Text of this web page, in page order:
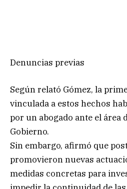
Denuncias previas
Según relató Gómez, la
vinculada a estos hechos
por un abogado ante el área
Gobierno.
Sin embargo, afirmó que
promovieron nuevas
medidas concretas para